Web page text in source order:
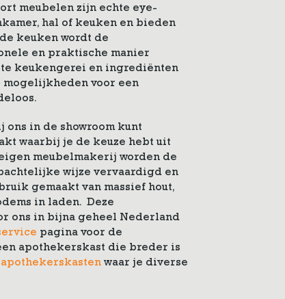
meubelen zijn echte eye-
hal of keuken en bieden
keuken wordt de
en praktische manier
keukengerei en ingrediënten
mogelijkheden voor een
in de showroom kunt
waarbij je de keuze hebt uit
meubelmakerij worden de
wijze vervaardigd en
gemaakt van massief hout,
in laden. Deze
ons in bijna geheel Nederland
pagina voor de
apothekerskast die breder is
apothekerskasten waar je diverse